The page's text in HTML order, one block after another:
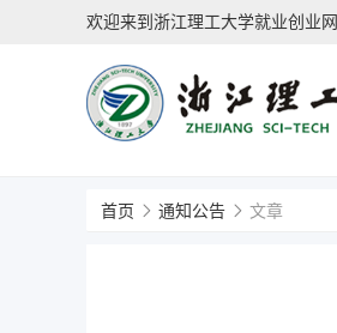
欢迎来到浙江理工大学就业创业网
首页 通知公告 文章